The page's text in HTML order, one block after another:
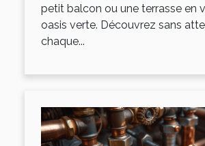
petit balcon ou une terrasse en
oasis verte. Découvrez sans
chaque...